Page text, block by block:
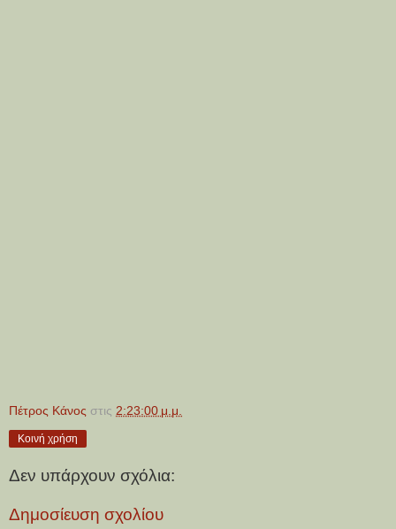
Πέτρος Κάνος στις 2:23:00 μ.μ.
Κοινή χρήση
Δεν υπάρχουν σχόλια:
Δημοσίευση σχολίου